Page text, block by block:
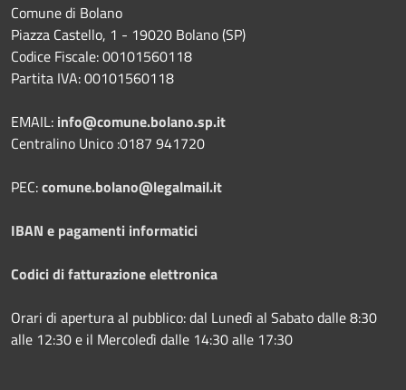
Comune di Bolano
Piazza Castello, 1 - 19020 Bolano (SP)
Codice Fiscale: 00101560118
Partita IVA: 00101560118
EMAIL: info@comune.bolano.sp.it
Centralino Unico :0187 941720
PEC:comune.bolano@legalmail.it
IBAN e pagamenti informatici
Codici di fatturazione elettronica
Orari di apertura al pubblico: dal Lunedì al Sabato dalle 8:30
alle 12:30 e il Mercoledì dalle 14:30 alle 17:30